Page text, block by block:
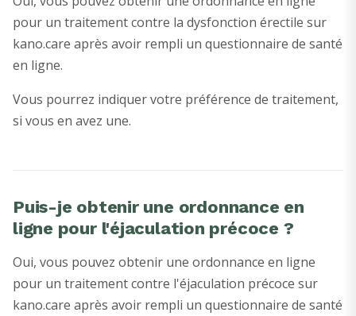
pour un traitement contre la dysfonction érectile sur
kano.care après avoir rempli un questionnaire de santé
en ligne.
Vous pourrez indiquer votre préférence de traitement,
si vous en avez une.
Puis-je obtenir une ordonnance en
ligne pour l'éjaculation précoce ?
Oui, vous pouvez obtenir une ordonnance en ligne
pour un traitement contre l'éjaculation précoce sur
kano.care après avoir rempli un questionnaire de santé